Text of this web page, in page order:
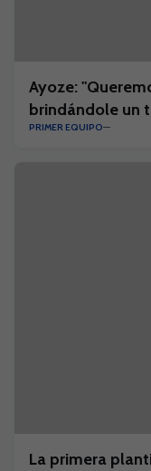
Ayoze: "Queremos celebrar la permanencia
brindándole un
PRIMER EQUIPO
La primera